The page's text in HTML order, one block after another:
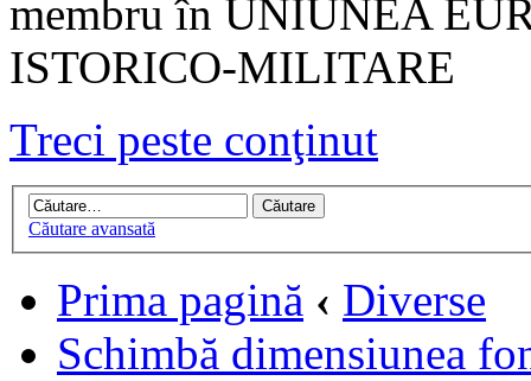
membru în UNIUNEA
ISTORICO-MILITARE
Treci peste conţinut
Căutare avansată
Prima pagină ‹ Diverse
Schimbă dimensiunea